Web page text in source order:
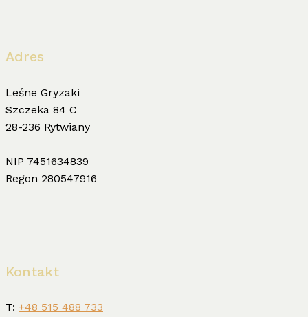
Adres
Leśne Gryzaki
Szczeka 84 C
28-236 Rytwiany
NIP 7451634839
Regon 280547916
Kontakt
T: +48 515 488 733